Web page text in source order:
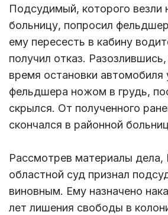
Подсудимый, которого везли
больницу, попросил
ему пересесть в кабину
получил отказ.
время остановки автомобиля
фельдшера ножом в грудь,
скрылся. От полученного
скончался в районной
Рассмотрев материалы дела,
областной суд признал
виновным. Ему назначено
лет лишения свободы в